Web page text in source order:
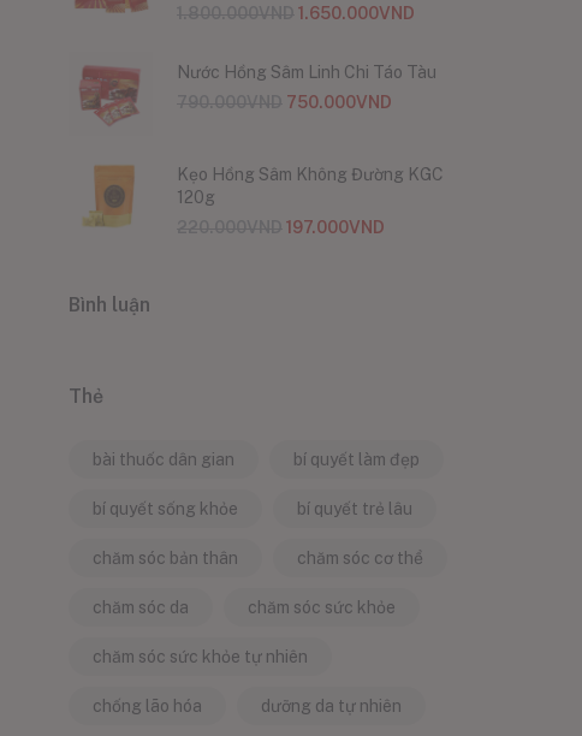
1.650.000VND
Nước Hồng Sâm Linh Chi Táo Tàu
750.000VND
Kẹo Hồng Sâm Không Đường KGC
120g
197.000VND
Bình luận
Thẻ
bài thuốc dân gian bí quyết làm đẹp
bí quyết sống khỏe bí quyết trẻ lâu
chăm sóc bản thân chăm sóc cơ thể
chăm sóc da chăm sóc sức khỏe
chăm sóc sức khỏe tự nhiên
chống lão hóa dưỡng da tự nhiên